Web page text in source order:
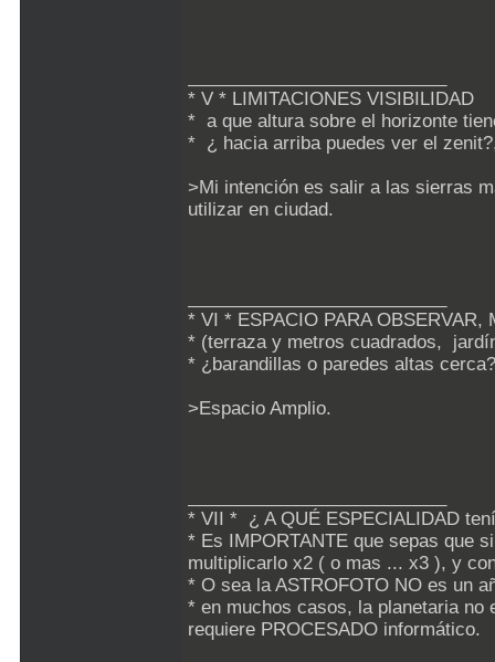
* V * LIMITACIONES VISIBILIDAD
* a que altura sobre el horizonte
* ¿ hacia arriba puedes ver el
>Mi intención es salir a las sierras
utilizar en ciudad.
* VI * ESPACIO PARA
* (terraza y metros cuadrados,
* ¿barandillas o paredes altas
>Espacio Amplio.
* VII * ¿ A QUÉ ESPECIALIDAD
* Es IMPORTANTE que sepas que
multiplicarlo x2 ( o mas ... x3 ), y
* O sea la ASTROFOTO NO es un
* en muchos casos, la planetaria
requiere PROCESADO informático.